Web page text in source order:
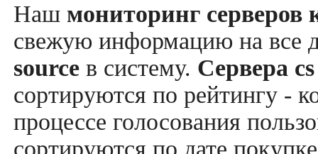
Наш мониторинг серверов
свежую информацию на все
source в систему. Сервера
сортируются по рейтингу -
процессе голосования
сортируются по дате